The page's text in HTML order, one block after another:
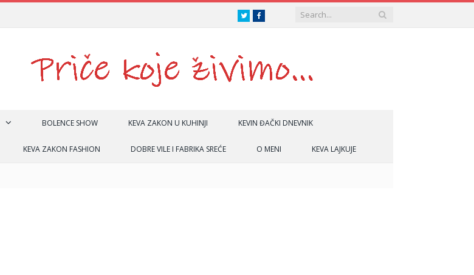
TwitterFacebook
BOLENCE SHOW KEVA ZAKON U KUHINJI KEVIN ĐAČKI DNEVNIK
KEVA ZAKON FASHION DOBRE VILE I FABRIKA SREĆE O MENI KEVA LAJKUJE